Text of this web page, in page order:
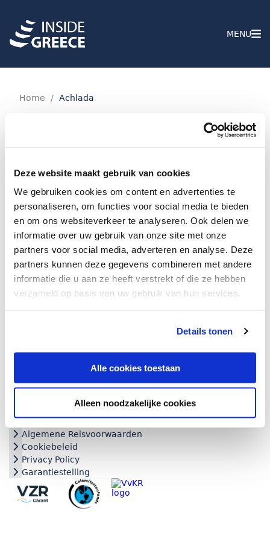
Deze website maakt gebruik van cookies
We gebruiken cookies om content en advertenties te
personaliseren, om functies voor social media te bieden
en om ons websiteverkeer te analyseren. Ook delen we
informatie over uw gebruik van onze site met onze
partners voor social media, adverteren en analyse. Deze
partners kunnen deze gegevens combineren met andere
informatie die u aan ze heeft verstrekt of die ze hebben
verzameld op basis van uw gebruik van hun services.
Details tonen
Alle cookies toestaan
Alleen noodzakelijke cookies
MENU
Home / Achlada
Wilhelminalaan 2b
M
Klantenservice
Contact
Algemene Reisvoorwaarden
Cookiebeleid
Privacy Policy
Garantiestelling